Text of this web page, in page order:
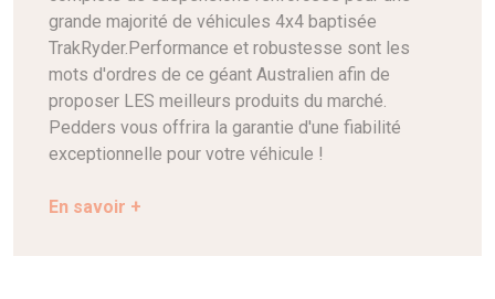
grande majorité de véhicules 4x4 baptisée
TrakRyder.Performance et robustesse sont les
mots d'ordres de ce géant Australien afin de
proposer LES meilleurs produits du marché.
Pedders vous offrira la garantie d'une fiabilité
exceptionnelle pour votre véhicule !
En savoir +